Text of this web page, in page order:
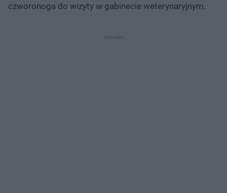
czworonoga do wizyty w gabinecie weterynaryjnym.